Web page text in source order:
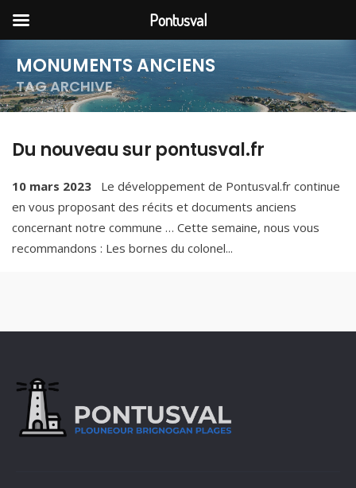
MONUMENTS ANCIENS
TAG ARCHIVE
Du nouveau sur pontusval.fr
10 mars 2023
Le développement de Pontusval.fr continue
en vous proposant des récits et documents anciens
concernant notre commune … Cette semaine, nous vous
recommandons : Les bornes du colonel...
Pontusval